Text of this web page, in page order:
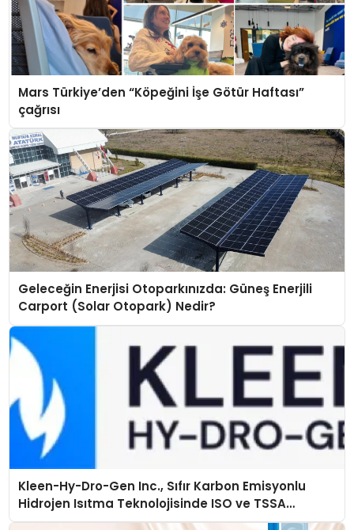
Mars Türkiye’den “Köpeğini İşe Götür Haftası”
çağrısı
Geleceğin Enerjisi Otoparkınızda: Güneş Enerjili
Carport (Solar Otopark) Nedir?
Kleen-Hy-Dro-Gen Inc., Sıfır Karbon Emisyonlu
Hidrojen Isıtma Teknolojisinde ISO ve TSSA
Düzenleyici Onaylarını Aldı